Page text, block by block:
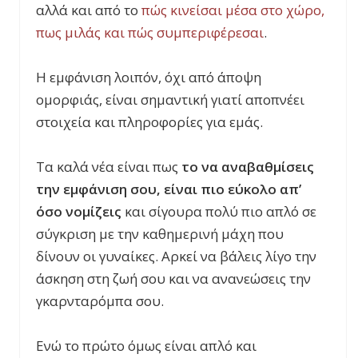
αλλά και από το πώς κινείσαι μέσα στο χώρο,
πως μιλάς και πώς συμπεριφέρεσαι.
Η εμφάνιση λοιπόν, όχι από άποψη
ομορφιάς, είναι σημαντική γιατί αποπνέει
στοιχεία και πληροφορίες για εμάς.
Τα καλά νέα είναι πως το να αναβαθμίσεις
την εμφάνιση σου, είναι πιο εύκολο απ’
όσο νομίζεις και σίγουρα πολύ πιο απλό σε
σύγκριση με την καθημερινή μάχη που
δίνουν οι γυναίκες. Αρκεί να βάλεις λίγο την
άσκηση στη ζωή σου και να ανανεώσεις την
γκαρνταρόμπα σου.
Ενώ το πρώτο όμως είναι απλό και